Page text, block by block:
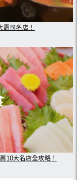
司名店！
10大名店全攻略！